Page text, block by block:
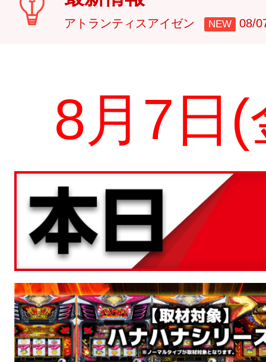
アトランティスアイゼン NEW 08/
8月7 日